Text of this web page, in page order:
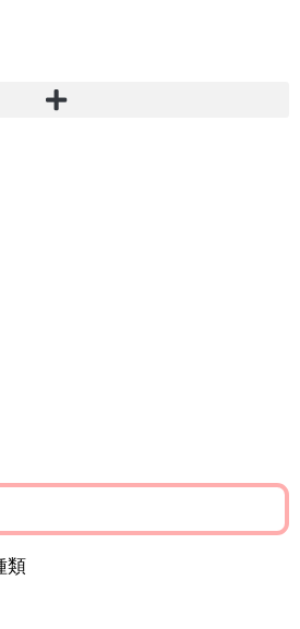
類